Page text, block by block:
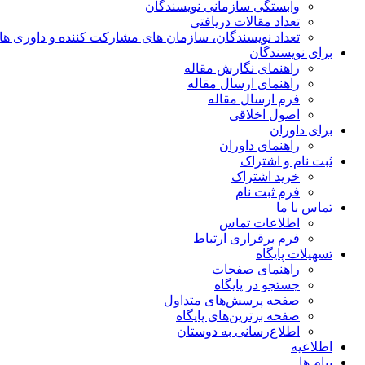
وابستگی سازمانی نویسندگان
تعداد مقالات دریافتی
تعداد نویسندگان، سازمان های مشارکت کننده و داوری های
برای نویسندگان
راهنمای نگارش مقاله
راهنمای ارسال مقاله
فرم ارسال مقاله
اصول اخلاقی
برای داوران
راهنمای داوران
ثبت نام و اشتراک
خرید اشتراک
فرم ثبت نام
تماس با ما
اطلاعات تماس
فرم برقراری ارتباط
تسهیلات پایگاه
راهنمای صفحات
جستجو در پایگاه
صفحه پرسش‌های متداول
صفحه برترین‌های پایگاه
اطلاع‌رسانی به دوستان
اطلاعیه
پیام ها